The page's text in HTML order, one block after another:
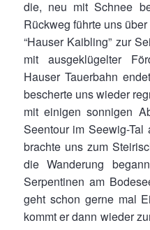
die, neu mit Schnee
Rückweg führte uns
“Hauser Kaibling” zur
mit ausgeklügelter
Hauser Tauerbahn
bescherte uns wieder
mit einigen sonnigen
Seentour im Seewig-
brachte uns zum
die Wanderung
Serpentinen am
geht schon gerne mal
kommt er dann wieder